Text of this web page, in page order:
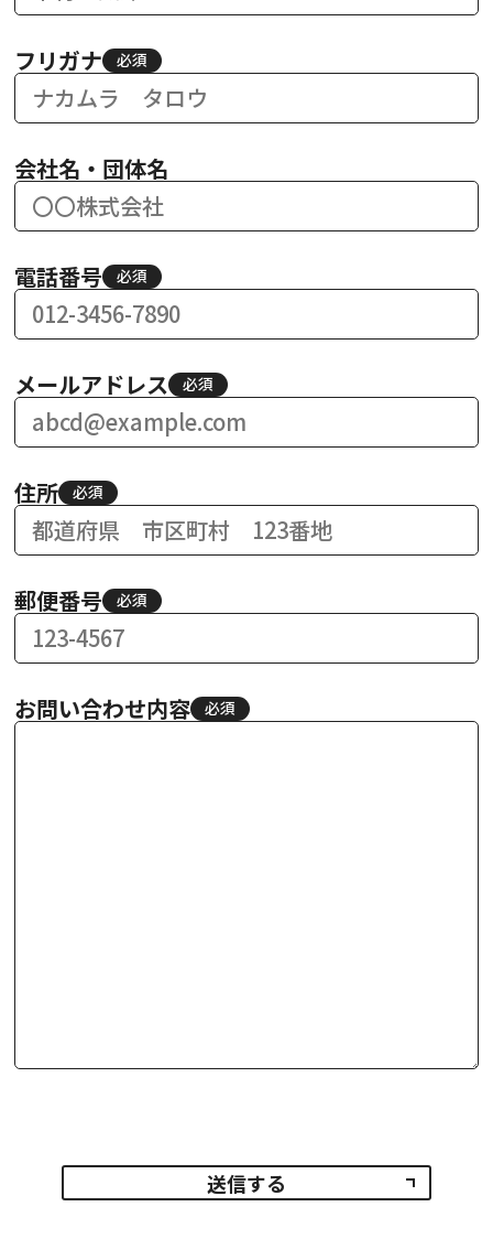
フリガナ 必須
会社名・団体名
電話番号 必須
メールアドレス 必須
住所 必須
郵便番号 必須
お問い合わせ内容 必須